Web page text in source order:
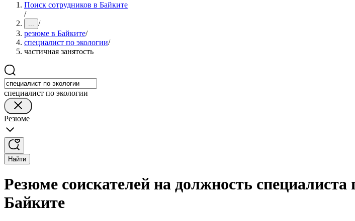
Поиск сотрудников в Байките
/
... /
резюме в Байките/
специалист по экологии/
частичная занятость
специалист по экологии
Резюме
Найти
Резюме соискателей на должность
Байките